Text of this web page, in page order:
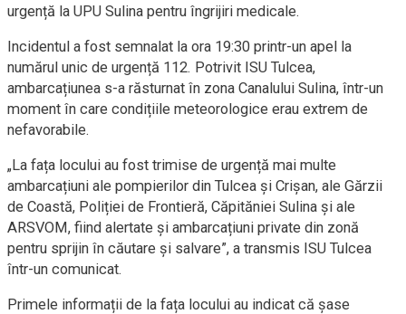
urgență la UPU Sulina pentru îngrijiri medicale.
Incidentul a fost semnalat la ora 19:30 printr-un apel la
numărul unic de urgență 112. Potrivit ISU Tulcea,
ambarcațiunea s-a răsturnat în zona Canalului Sulina, într-un
moment în care condițiile meteorologice erau extrem de
nefavorabile.
„La fața locului au fost trimise de urgență mai multe
ambarcațiuni ale pompierilor din Tulcea și Crișan, ale Gărzii
de Coastă, Poliției de Frontieră, Căpităniei Sulina și ale
ARSVOM, fiind alertate și ambarcațiuni private din zonă
pentru sprijin în căutare și salvare”, a transmis ISU Tulcea
într-un comunicat.
Primele informații de la fața locului au indicat că șase